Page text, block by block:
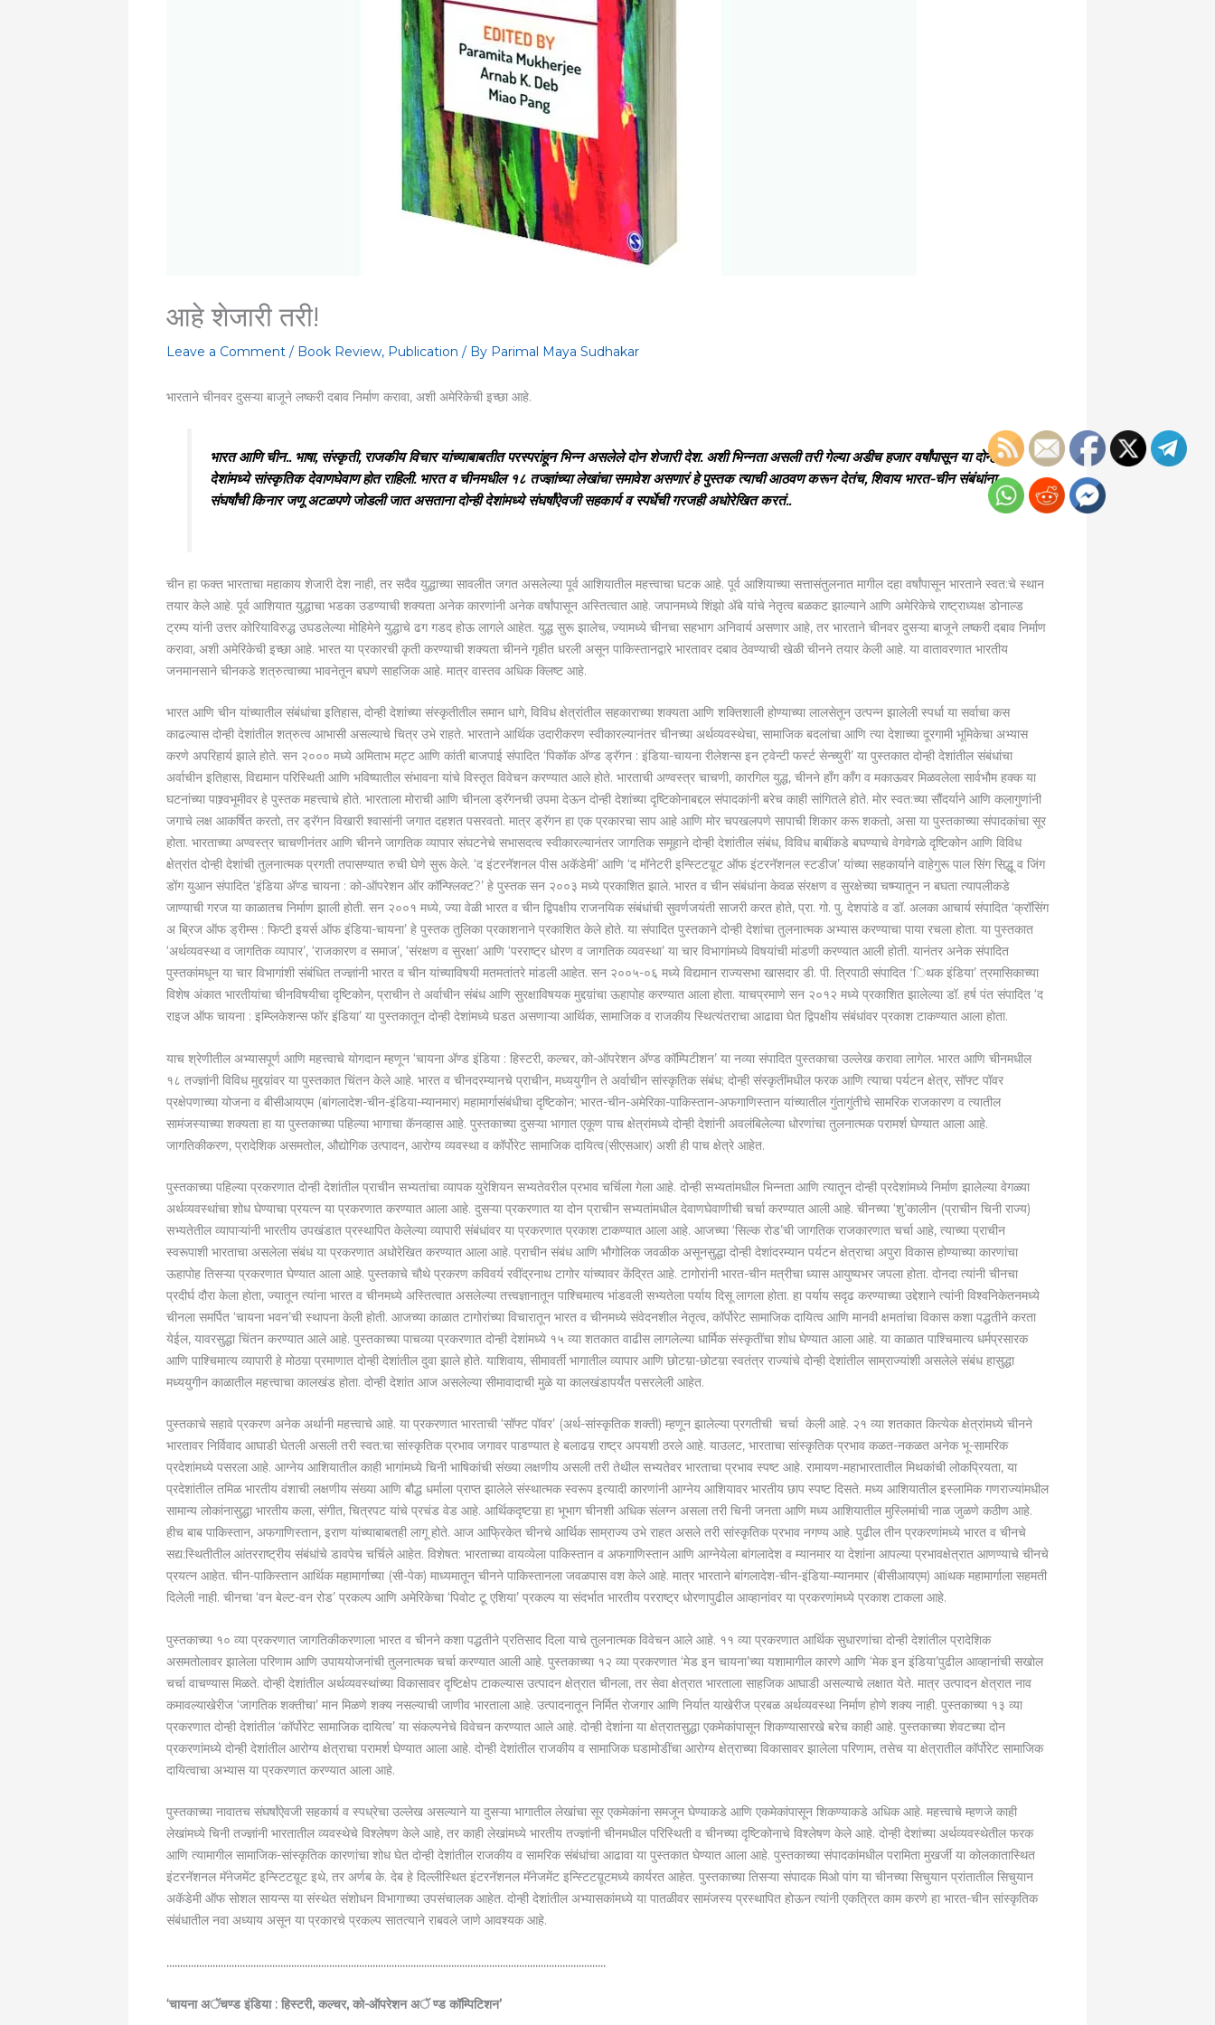
आहे शेजारी तरी!
Leave a Comment / Book Review, Publication / By Parimal Maya Sudhakar
भारताने चीनवर दुसऱ्या बाजूने लष्करी दबाव निर्माण करावा, अशी अमेरिकेची इच्छा आहे.
भारत आणि चीन.. भाषा, संस्कृती, राजकीय विचार यांच्याबाबतीत परस्परांहून भिन्न असलेले दोन शेजारी देश. अशी भिन्नता असली तरी गेल्या अडीच हजार वर्षांपासून या दोन्ही
देशांमध्ये सांस्कृतिक देवाणघेवाण होत राहिली. भारत व चीनमधील १८ तज्ज्ञांच्या लेखांचा समावेश असणारं हे पुस्तक त्याची आठवण करून देतंच, शिवाय भारत-चीन संबंधांना
संघर्षांची किनार जणू अटळपणे जोडली जात असताना दोन्ही देशांमध्ये संघर्षांऐवजी सहकार्य व स्पर्धेची गरजही अधोरेखित करतं..
चीन हा फक्त भारताचा महाकाय शेजारी देश नाही, तर सदैव युद्धाच्या सावलीत जगत असलेल्या पूर्व आशियातील महत्त्वाचा घटक आहे. पूर्व आशियाच्या सत्तासंतुलनात मागील दहा वर्षांपासून भारताने स्वत:चे स्थान
तयार केले आहे. पूर्व आशियात युद्धाचा भडका उडण्याची शक्यता अनेक कारणांनी अनेक वर्षांपासून अस्तित्वात आहे. जपानमध्ये शिंझो अ‍ॅबे यांचे नेतृत्व बळकट झाल्याने आणि अमेरिकेचे राष्ट्राध्यक्ष डोनाल्ड
ट्रम्प यांनी उत्तर कोरियाविरुद्ध उघडलेल्या मोहिमेने युद्धाचे ढग गडद होऊ लागले आहेत. युद्ध सुरू झालेच, ज्यामध्ये चीनचा सहभाग अनिवार्य असणार आहे, तर भारताने चीनवर दुसऱ्या बाजूने लष्करी दबाव निर्माण
करावा, अशी अमेरिकेची इच्छा आहे. भारत या प्रकारची कृती करण्याची शक्यता चीनने गृहीत धरली असून पाकिस्तानद्वारे भारतावर दबाव ठेवण्याची खेळी चीनने तयार केली आहे. या वातावरणात भारतीय
जनमानसाने चीनकडे शत्रुत्वाच्या भावनेतून बघणे साहजिक आहे. मात्र वास्तव अधिक क्लिष्ट आहे.
भारत आणि चीन यांच्यातील संबंधांचा इतिहास, दोन्ही देशांच्या संस्कृतीतील समान धागे, विविध क्षेत्रांतील सहकाराच्या शक्यता आणि शक्तिशाली होण्याच्या लालसेतून उत्पन्न झालेली स्पर्धा या सर्वाचा कस
काढल्यास दोन्ही देशांतील शत्रुत्व आभासी असल्याचे चित्र उभे राहते. भारताने आर्थिक उदारीकरण स्वीकारल्यानंतर चीनच्या अर्थव्यवस्थेचा, सामाजिक बदलांचा आणि त्या देशाच्या दूरगामी भूमिकेचा अभ्यास
करणे अपरिहार्य झाले होते. सन २००० मध्ये अमिताभ मट्ट आणि कांती बाजपाई संपादित ‘पिकॉक अ‍ॅण्ड ड्रॅगन : इंडिया-चायना रीलेशन्स इन ट्वेन्टी फर्स्ट सेन्च्युरी’ या पुस्तकात दोन्ही देशांतील संबंधांचा
अर्वाचीन इतिहास, विद्यमान परिस्थिती आणि भविष्यातील संभावना यांचे विस्तृत विवेचन करण्यात आले होते. भारताची अण्वस्त्र चाचणी, कारगिल युद्ध, चीनने हाँग काँग व मकाऊवर मिळवलेला सार्वभौम हक्क या
घटनांच्या पाश्र्वभूमीवर हे पुस्तक महत्त्वाचे होते. भारताला मोराची आणि चीनला ड्रॅगनची उपमा देऊन दोन्ही देशांच्या दृष्टिकोनाबद्दल संपादकांनी बरेच काही सांगितले होते. मोर स्वत:च्या सौंदर्याने आणि कलागुणांनी
जगाचे लक्ष आकर्षित करतो, तर ड्रॅगन विखारी श्वासांनी जगात दहशत पसरवतो. मात्र ड्रॅगन हा एक प्रकारचा साप आहे आणि मोर चपखलपणे सापाची शिकार करू शकतो, असा या पुस्तकाच्या संपादकांचा सूर
होता. भारताच्या अण्वस्त्र चाचणीनंतर आणि चीनने जागतिक व्यापार संघटनेचे सभासदत्व स्वीकारल्यानंतर जागतिक समूहाने दोन्ही देशांतील संबंध, विविध बाबींकडे बघण्याचे वेगवेगळे दृष्टिकोन आणि विविध
क्षेत्रांत दोन्ही देशांची तुलनात्मक प्रगती तपासण्यात रुची घेणे सुरू केले. ‘द इंटरनॅशनल पीस अकॅडेमी’ आणि ‘द मॉनेटरी इन्स्टिटय़ूट ऑफ इंटरनॅशनल स्टडीज’ यांच्या सहकार्याने वाहेगुरू पाल सिंग सिद्धू व जिंग
डोंग युआन संपादित ‘इंडिया अ‍ॅण्ड चायना : को-ऑपरेशन ऑर कॉन्फ्लिक्ट?’ हे पुस्तक सन २००३ मध्ये प्रकाशित झाले. भारत व चीन संबंधांना केवळ संरक्षण व सुरक्षेच्या चष्म्यातून न बघता त्यापलीकडे
जाण्याची गरज या काळातच निर्माण झाली होती. सन २००१ मध्ये, ज्या वेळी भारत व चीन द्विपक्षीय राजनयिक संबंधांची सुवर्णजयंती साजरी करत होते, प्रा. गो. पु. देशपांडे व डॉ. अलका आचार्य संपादित ‘क्रॉसिंग
अ ब्रिज ऑफ ड्रीम्स : फिप्टी इयर्स ऑफ इंडिया-चायना’ हे पुस्तक तुलिका प्रकाशनाने प्रकाशित केले होते. या संपादित पुस्तकाने दोन्ही देशांचा तुलनात्मक अभ्यास करण्याचा पाया रचला होता. या पुस्तकात
‘अर्थव्यवस्था व जागतिक व्यापार’, ‘राजकारण व समाज’, ‘संरक्षण व सुरक्षा’ आणि ‘परराष्ट्र धोरण व जागतिक व्यवस्था’ या चार विभागांमध्ये विषयांची मांडणी करण्यात आली होती. यानंतर अनेक संपादित
पुस्तकांमधून या चार विभागांशी संबंधित तज्ज्ञांनी भारत व चीन यांच्याविषयी मतमतांतरे मांडली आहेत. सन २००५-०६ मध्ये विद्यमान राज्यसभा खासदार डी. पी. त्रिपाठी संपादित ‘िथक इंडिया’ त्रमासिकाच्या
विशेष अंकात भारतीयांचा चीनविषयीचा दृष्टिकोन, प्राचीन ते अर्वाचीन संबंध आणि सुरक्षाविषयक मुद्दय़ांचा ऊहापोह करण्यात आला होता. याचप्रमाणे सन २०१२ मध्ये प्रकाशित झालेल्या डॉ. हर्ष पंत संपादित ‘द
राइज ऑफ चायना : इम्प्लिकेशन्स फॉर इंडिया’ या पुस्तकातून दोन्ही देशांमध्ये घडत असणाऱ्या आर्थिक, सामाजिक व राजकीय स्थित्यंतराचा आढावा घेत द्विपक्षीय संबंधांवर प्रकाश टाकण्यात आला होता.
याच श्रेणीतील अभ्यासपूर्ण आणि महत्त्वाचे योगदान म्हणून ‘चायना अ‍ॅण्ड इंडिया : हिस्टरी, कल्चर, को-ऑपरेशन अ‍ॅण्ड कॉम्पिटीशन’ या नव्या संपादित पुस्तकाचा उल्लेख करावा लागेल. भारत आणि चीनमधील
१८ तज्ज्ञांनी विविध मुद्दय़ांवर या पुस्तकात चिंतन केले आहे. भारत व चीनदरम्यानचे प्राचीन, मध्ययुगीन ते अर्वाचीन सांस्कृतिक संबंध; दोन्ही संस्कृतींमधील फरक आणि त्याचा पर्यटन क्षेत्र, सॉफ्ट पॉवर
प्रक्षेपणाच्या योजना व बीसीआयएम (बांगलादेश-चीन-इंडिया-म्यानमार) महामार्गासंबंधीचा दृष्टिकोन; भारत-चीन-अमेरिका-पाकिस्तान-अफगाणिस्तान यांच्यातील गुंतागुंतीचे सामरिक राजकारण व त्यातील
सामंजस्याच्या शक्यता हा या पुस्तकाच्या पहिल्या भागाचा कॅनव्हास आहे. पुस्तकाच्या दुसऱ्या भागात एकूण पाच क्षेत्रांमध्ये दोन्ही देशांनी अवलंबिलेल्या धोरणांचा तुलनात्मक परामर्श घेण्यात आला आहे.
जागतिकीकरण, प्रादेशिक असमतोल, औद्योगिक उत्पादन, आरोग्य व्यवस्था व कॉर्पोरेट सामाजिक दायित्व(सीएसआर) अशी ही पाच क्षेत्रे आहेत.
पुस्तकाच्या पहिल्या प्रकरणात दोन्ही देशांतील प्राचीन सभ्यतांचा व्यापक युरेशियन सभ्यतेवरील प्रभाव चर्चिला गेला आहे. दोन्ही सभ्यतांमधील भिन्नता आणि त्यातून दोन्ही प्रदेशांमध्ये निर्माण झालेल्या वेगळ्या
अर्थव्यवस्थांचा शोध घेण्याचा प्रयत्न या प्रकरणात करण्यात आला आहे. दुसऱ्या प्रकरणात या दोन प्राचीन सभ्यतांमधील देवाणघेवाणीची चर्चा करण्यात आली आहे. चीनच्या ‘शु’कालीन (प्राचीन चिनी राज्य)
सभ्यतेतील व्यापाऱ्यांनी भारतीय उपखंडात प्रस्थापित केलेल्या व्यापारी संबंधांवर या प्रकरणात प्रकाश टाकण्यात आला आहे. आजच्या ‘सिल्क रोड’ची जागतिक राजकारणात चर्चा आहे, त्याच्या प्राचीन
स्वरूपाशी भारताचा असलेला संबंध या प्रकरणात अधोरेखित करण्यात आला आहे. प्राचीन संबंध आणि भौगोलिक जवळीक असूनसुद्धा दोन्ही देशांदरम्यान पर्यटन क्षेत्राचा अपुरा विकास होण्याच्या कारणांचा
ऊहापोह तिसऱ्या प्रकरणात घेण्यात आला आहे. पुस्तकाचे चौथे प्रकरण कविवर्य रवींद्रनाथ टागोर यांच्यावर केंद्रित आहे. टागोरांनी भारत-चीन मत्रीचा ध्यास आयुष्यभर जपला होता. दोनदा त्यांनी चीनचा
प्रदीर्घ दौरा केला होता, ज्यातून त्यांना भारत व चीनमध्ये अस्तित्वात असलेल्या तत्त्वज्ञानातून पाश्चिमात्य भांडवली सभ्यतेला पर्याय दिसू लागला होता. हा पर्याय सदृढ करण्याच्या उद्देशाने त्यांनी विश्वनिकेतनमध्ये
चीनला समर्पित ‘चायना भवन’ची स्थापना केली होती. आजच्या काळात टागोरांच्या विचारातून भारत व चीनमध्ये संवेदनशील नेतृत्व, कॉर्पोरेट सामाजिक दायित्व आणि मानवी क्षमतांचा विकास कशा पद्धतीने करता
येईल, यावरसुद्धा चिंतन करण्यात आले आहे. पुस्तकाच्या पाचव्या प्रकरणात दोन्ही देशांमध्ये १५ व्या शतकात वाढीस लागलेल्या धार्मिक संस्कृतींचा शोध घेण्यात आला आहे. या काळात पाश्चिमात्य धर्मप्रसारक
आणि पाश्चिमात्य व्यापारी हे मोठय़ा प्रमाणात दोन्ही देशांतील दुवा झाले होते. याशिवाय, सीमावर्ती भागातील व्यापार आणि छोटय़ा-छोटय़ा स्वतंत्र राज्यांचे दोन्ही देशांतील साम्राज्यांशी असलेले संबंध हासुद्धा
मध्ययुगीन काळातील महत्त्वाचा कालखंड होता. दोन्ही देशांत आज असलेल्या सीमावादाची मुळे या कालखंडापर्यंत पसरलेली आहेत.
पुस्तकाचे सहावे प्रकरण अनेक अर्थानी महत्त्वाचे आहे. या प्रकरणात भारताची ‘सॉफ्ट पॉवर’ (अर्थ-सांस्कृतिक शक्ती) म्हणून झालेल्या प्रगतीची चर्चा केली आहे. २१ व्या शतकात कित्येक क्षेत्रांमध्ये चीनने
भारतावर निर्विवाद आघाडी घेतली असली तरी स्वत:चा सांस्कृतिक प्रभाव जगावर पाडण्यात हे बलाढय़ राष्ट्र अपयशी ठरले आहे. याउलट, भारताचा सांस्कृतिक प्रभाव कळत-नकळत अनेक भू-सामरिक
प्रदेशांमध्ये पसरला आहे. आग्नेय आशियातील काही भागांमध्ये चिनी भाषिकांची संख्या लक्षणीय असली तरी तेथील सभ्यतेवर भारताचा प्रभाव स्पष्ट आहे. रामायण-महाभारतातील मिथकांची लोकप्रियता, या
प्रदेशांतील तमिळ भारतीय वंशाची लक्षणीय संख्या आणि बौद्ध धर्माला प्राप्त झालेले संस्थात्मक स्वरूप इत्यादी कारणांनी आग्नेय आशियावर भारतीय छाप स्पष्ट दिसते. मध्य आशियातील इस्लामिक गणराज्यांमधील
सामान्य लोकांनासुद्धा भारतीय कला, संगीत, चित्रपट यांचे प्रचंड वेड आहे. आर्थिकदृष्टय़ा हा भूभाग चीनशी अधिक संलग्न असला तरी चिनी जनता आणि मध्य आशियातील मुस्लिमांची नाळ जुळणे कठीण आहे.
हीच बाब पाकिस्तान, अफगाणिस्तान, इराण यांच्याबाबतही लागू होते. आज आफ्रिकेत चीनचे आर्थिक साम्राज्य उभे राहत असले तरी सांस्कृतिक प्रभाव नगण्य आहे. पुढील तीन प्रकरणांमध्ये भारत व चीनचे
सद्य:स्थितीतील आंतरराष्ट्रीय संबंधांचे डावपेच चर्चिले आहेत. विशेषत: भारताच्या वायव्येला पाकिस्तान व अफगाणिस्तान आणि आग्नेयेला बांगलादेश व म्यानमार या देशांना आपल्या प्रभावक्षेत्रात आणण्याचे चीनचे
प्रयत्न आहेत. चीन-पाकिस्तान आर्थिक महामार्गाच्या (सी-पेक) माध्यमातून चीनने पाकिस्तानला जवळपास वश केले आहे. मात्र भारताने बांगलादेश-चीन-इंडिया-म्यानमार (बीसीआयएम) आíथक महामार्गाला सहमती
दिलेली नाही. चीनचा ‘वन बेल्ट-वन रोड’ प्रकल्प आणि अमेरिकेचा ‘पिवोट टू एशिया’ प्रकल्प या संदर्भात भारतीय परराष्ट्र धोरणापुढील आव्हानांवर या प्रकरणांमध्ये प्रकाश टाकला आहे.
पुस्तकाच्या १० व्या प्रकरणात जागतिकीकरणाला भारत व चीनने कशा पद्धतीने प्रतिसाद दिला याचे तुलनात्मक विवेचन आले आहे. ११ व्या प्रकरणात आर्थिक सुधारणांचा दोन्ही देशांतील प्रादेशिक
असमतोलावर झालेला परिणाम आणि उपाययोजनांची तुलनात्मक चर्चा करण्यात आली आहे. पुस्तकाच्या १२ व्या प्रकरणात ‘मेड इन चायना’च्या यशामागील कारणे आणि ‘मेक इन इंडिया’पुढील आव्हानांची सखोल
चर्चा वाचण्यास मिळते. दोन्ही देशांतील अर्थव्यवस्थांच्या विकासावर दृष्टिक्षेप टाकल्यास उत्पादन क्षेत्रात चीनला, तर सेवा क्षेत्रात भारताला साहजिक आघाडी असल्याचे लक्षात येते. मात्र उत्पादन क्षेत्रात नाव
कमावल्याखेरीज ‘जागतिक शक्तीचा’ मान मिळणे शक्य नसल्याची जाणीव भारताला आहे. उत्पादनातून निर्मित रोजगार आणि निर्यात याखेरीज प्रबळ अर्थव्यवस्था निर्माण होणे शक्य नाही. पुस्तकाच्या १३ व्या
प्रकरणात दोन्ही देशांतील ‘कॉर्पोरेट सामाजिक दायित्व’ या संकल्पनेचे विवेचन करण्यात आले आहे. दोन्ही देशांना या क्षेत्रातसुद्धा एकमेकांपासून शिकण्यासारखे बरेच काही आहे. पुस्तकाच्या शेवटच्या दोन
प्रकरणांमध्ये दोन्ही देशांतील आरोग्य क्षेत्राचा परामर्श घेण्यात आला आहे. दोन्ही देशांतील राजकीय व सामाजिक घडामोडींचा आरोग्य क्षेत्राच्या विकासावर झालेला परिणाम, तसेच या क्षेत्रातील कॉर्पोरेट सामाजिक
दायित्वाचा अभ्यास या प्रकरणात करण्यात आला आहे.
पुस्तकाच्या नावातच संघर्षांऐवजी सहकार्य व स्पध्रेचा उल्लेख असल्याने या दुसऱ्या भागातील लेखांचा सूर एकमेकांना समजून घेण्याकडे आणि एकमेकांपासून शिकण्याकडे अधिक आहे. महत्त्वाचे म्हणजे काही
लेखांमध्ये चिनी तज्ज्ञांनी भारतातील व्यवस्थेचे विश्लेषण केले आहे, तर काही लेखांमध्ये भारतीय तज्ज्ञांनी चीनमधील परिस्थिती व चीनच्या दृष्टिकोनाचे विश्लेषण केले आहे. दोन्ही देशांच्या अर्थव्यवस्थेतील फरक
आणि त्यामागील सामाजिक-सांस्कृतिक कारणांचा शोध घेत दोन्ही देशांतील राजकीय व सामरिक संबंधांचा आढावा या पुस्तकात घेण्यात आला आहे. पुस्तकाच्या संपादकांमधील परामिता मुखर्जी या कोलकातास्थित
इंटरनॅशनल मॅनेजमेंट इन्स्टिटय़ूट इथे, तर अर्णब के. देब हे दिल्लीस्थित इंटरनॅशनल मॅनेजमेंट इन्स्टिटय़ूटमध्ये कार्यरत आहेत. पुस्तकाच्या तिसऱ्या संपादक मिओ पांग या चीनच्या सिचुयान प्रांतातील सिचुयान
अकॅडेमी ऑफ सोशल सायन्स या संस्थेत संशोधन विभागाच्या उपसंचालक आहेत. दोन्ही देशांतील अभ्यासकांमध्ये या पातळीवर सामंजस्य प्रस्थापित होऊन त्यांनी एकत्रित काम करणे हा भारत-चीन सांस्कृतिक
संबंधातील नवा अध्याय असून या प्रकारचे प्रकल्प सातत्याने राबवले जाणे आवश्यक आहे.
………………………………………………………………………………………………………………………………………………
‘चायना अॅचण्ड इंडिया : हिस्टरी, कल्चर, को-ऑपरेशन अॅ ण्ड कॉम्पिटिशन’